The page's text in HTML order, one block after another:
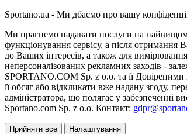
Sportano.ua - Ми дбаємо про вашу
Ми прагнемо надавати послуги на
функціонування сервісу, а після отримання
до Ваших інтересів, а також для
неперсоналізованих рекламних заходів -
SPORTANO.COM Sp. z o.o. та її
її обсяг або відкликати вже надану згоду,
адміністратора, що полягає у забезпеченні
Sportano.com Sp. z o.o. Контакт:
Прийняти все Налаштування